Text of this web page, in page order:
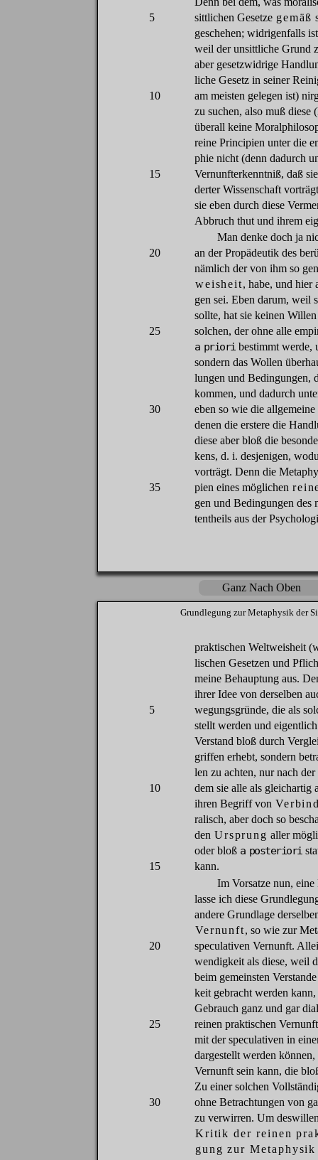
5
sittlichen Gesetze gemäß
geschehen; widrigenfalls
weil der unsittliche Grund
aber gesetzwidrige
liche Gesetz in seiner
10
am meisten gelegen ist)
zu suchen, also muß diese
überall keine
reine Principien unter die
phie nicht (denn dadurch
15
Vernunfterkenntniß, daß sie
derter Wissenschaft vorträgt
sie eben durch diese
Abbruch thut und ihrem
Man denke doch ja
20
an der Propädeutik des
nämlich der von ihm so
weisheit,habe, undhier
gen sei. Eben darum, weil
sollte, hat sie keinen
25
solchen, der ohne alle
a priori bestimmt werde,
sondern das Wollen
lungen und Bedingungen,
kommen, und dadurch
30
eben so wie die allgemeine
denen die erstere die
diese aber bloß die
kens, d. i. desjenigen,
vorträgt. Denn die
35
pien eines möglichen
gen und Bedingungen des
tentheils aus der
Ganz Nach Oben
Grundlegung zurMetaphysik der
praktischen Weltweisheit (
lischen Gesetzen und
meine Behauptung aus.
ihrerIdee von derselben
5
wegungsgründe, die als
stellt werden und eigentlich
Verstand bloß durch
griffen erhebt, sondern
len zu achten, nur nach der
10
dem sie alle als gleichartig
ihren Begriff von
ralisch, aber doch so
den Ursprung aller
oder bloß a posteriori
15
kann.
Im Vorsatze nun, eine
lasse ich diese
andere Grundlage
Vernunft,so wie zur
20
speculativen Vernunft.
wendigkeit als diese, weil
beim gemeinsten Verstande
keit gebracht werden kann,
Gebrauch ganz und gar
25
reinen praktischen Vernunft
mit der speculativen in
dargestellt werden können,
Vernunft sein kann, die
Zu einer solchen
30
ohne Betrachtungen von
zu verwirren. Um
Kritikder reinen
gung zur